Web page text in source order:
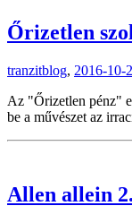
Őrizetlen
tranzitblog, 2016-10-
Az "Őrizetlen pénz"
be a művészet az
Allen allein 2.